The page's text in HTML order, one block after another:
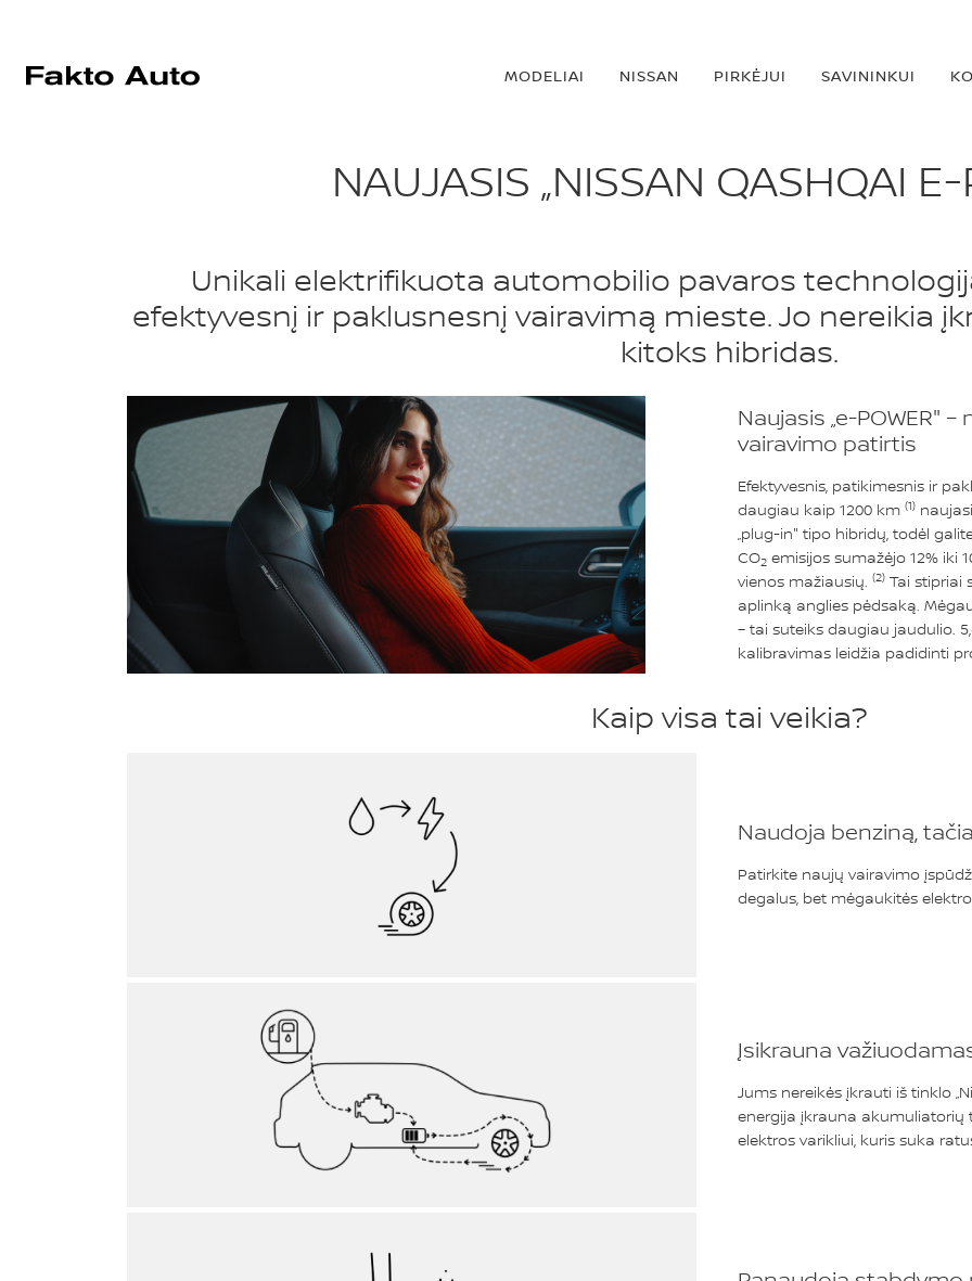
MODELIAI NISSAN PIRKĖJUI SAVININKUI
NAUJASIS „NISSAN QASHQAI E-
Unikali elektrifikuota automobilio pavaros
efektyvesnį ir paklusnesnį vairavimą mieste. Jo nereikia
kitoks hibridas.
Naujasis „e-POWER"
vairavimo patirtis
Efektyvesnis, patikimesnis ir
daugiau kaip 1200 km (1)
„plug-in" tipo hibridų, todėl
CO2emisijos sumažėjo 12% iki
vienos mažiausių. (2)Tai stipriai
aplinką anglies pėdsaką.
– tai suteiks daugiau jaudulio.
kalibravimas leidžia padidinti
Kaip visa tai veikia?
Naudoja benziną,
Patirkite naujų vairavimo
degalus, bet mėgaukitės
Įsikrauna
Jums nereikės įkrauti iš tinklo
energija įkrauna akumuliatorių
elektros varikliui, kuris suka